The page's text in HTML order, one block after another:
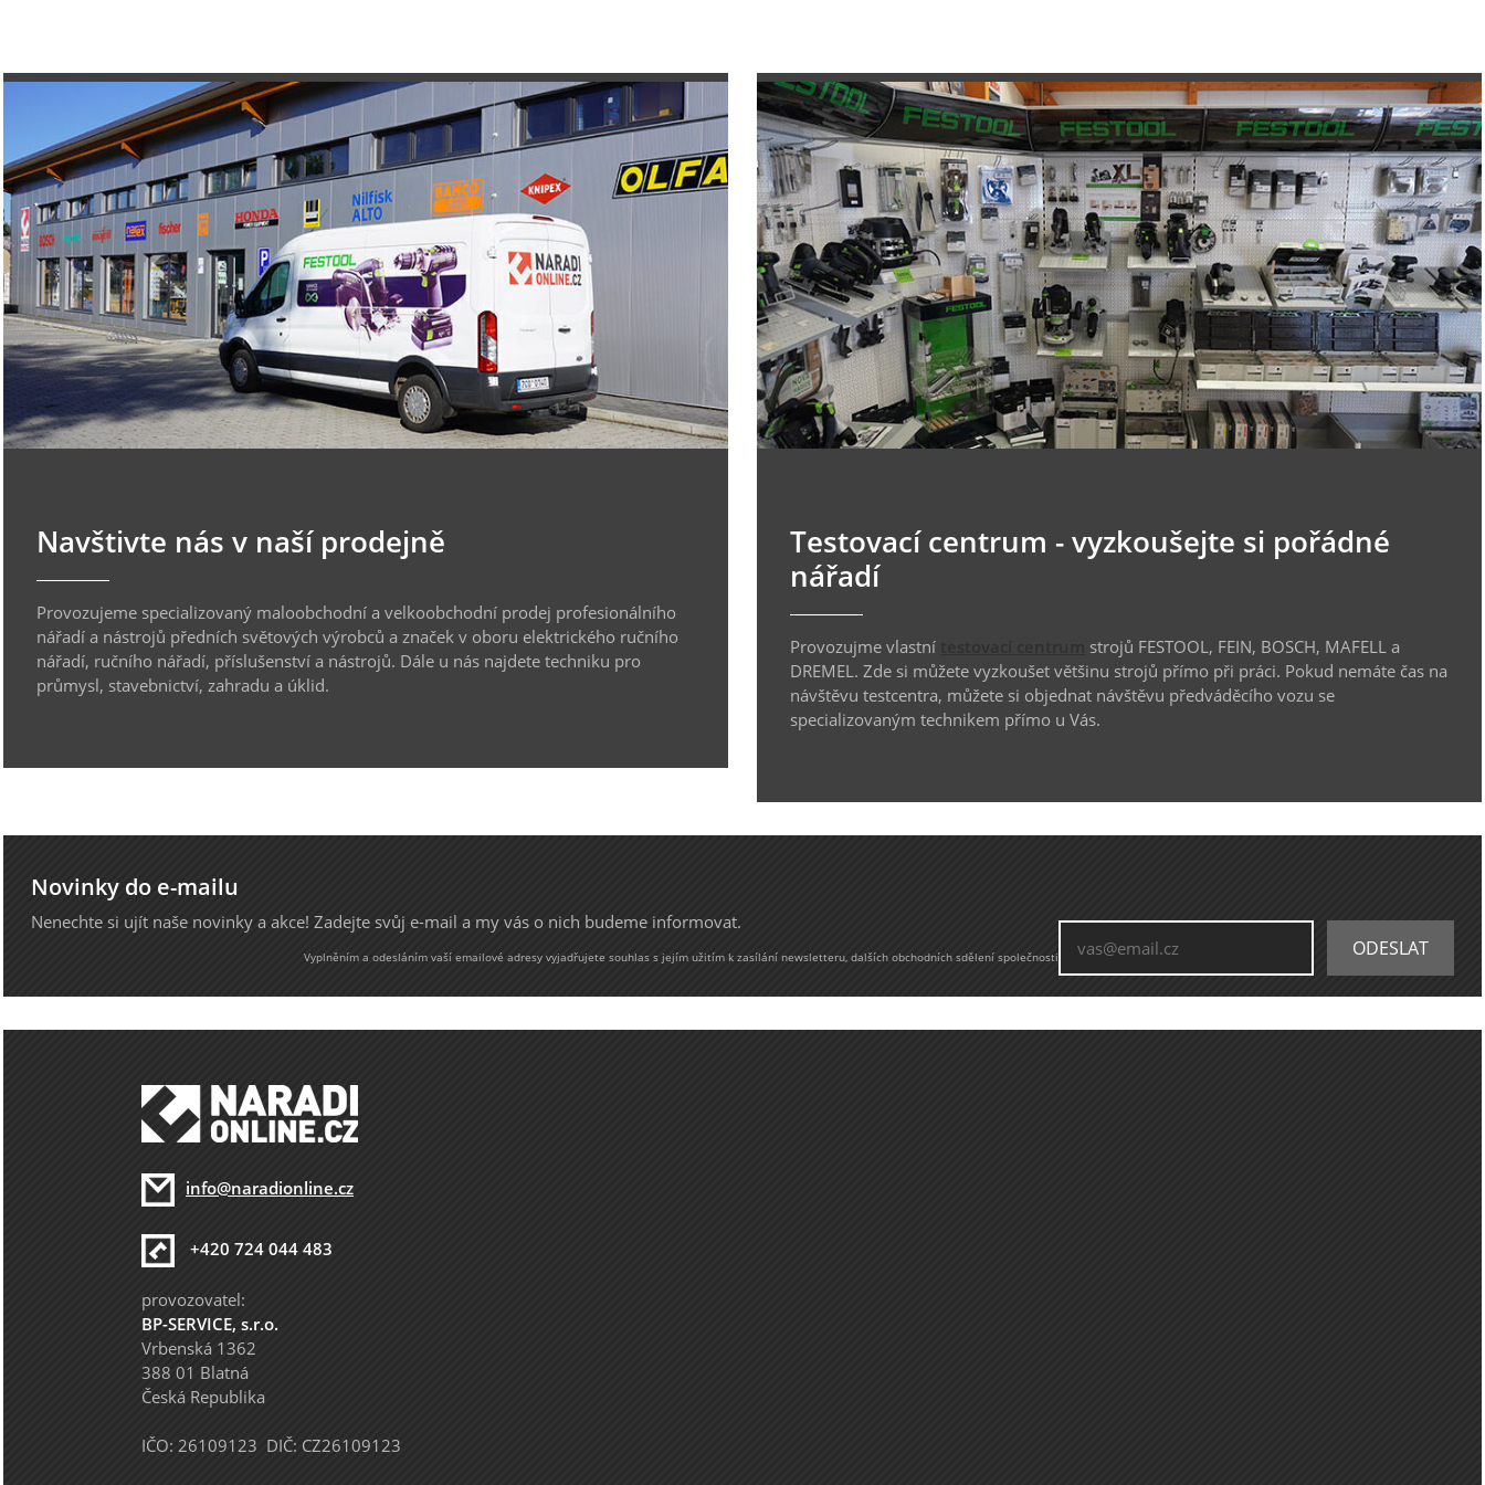
Navštivte nás v naší prodejně
Provozujeme specializovaný maloobchodní a velkoobchodní prodej profesionálního
nářadí a nástrojů předních světových výrobců a značek v oboru elektrického ručního
nářadí, ručního nářadí, příslušenství a nástrojů. Dále u nás najdete techniku pro
průmysl, stavebnictví, zahradu a úklid.
Testovací centrum - vyzkoušejte si pořádné
nářadí
Provozujme vlastní
strojů FESTOOL, FEIN, BOSCH, MAFELL a
DREMEL. Zde si můžete vyzkoušet většinu strojů přímo při práci. Pokud nemáte čas na
návštěvu testcentra, můžete si objednat návštěvu předváděcího vozu se
specializovaným technikem přímo u Vás.
Novinky do e-mailu
Nenechte si ujít naše novinky a akce! Zadejte svůj e-mail a my vás o nich budeme informovat.
Vyplněním a odesláním vaší emailové adresy vyjadřujete souhlas s jejím užitím k zasílání newsletteru, dalších obchodních sdělení společnosti
info@naradionline.cz
+420 724 044 483
provozovatel:
BP-SERVICE, s.r.o.
Vrbenská 1362
388 01 Blatná
Česká Republika
IČO: 26109123 DIČ: CZ26109123